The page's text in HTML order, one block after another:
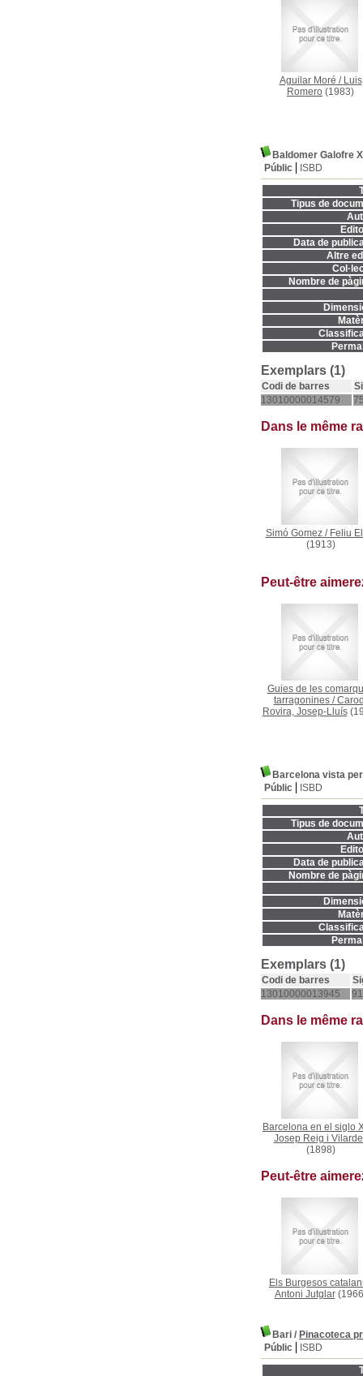
Aguilar Moré / Luis
Romero (1983)
Baldomer Galofre
Públic
ISBD
Tipus de
Data de
Altre
Nombre de
Exemplars (1)
Codi de barres
13010000014579
Dans le même
Simó Gomez/ Feliu
(1913)
Peut-être
Guies de les
tarragonines/
Rovira, Josep-Lluís
Barcelona vista
Públic
ISBD
Tipus de
Data de
Nombre de
Exemplars (1)
Codi de barres
13010000013945
Dans le même
Barcelona en el siglo
Josep Reig i
(1898)
Peut-être
Els Burgesos
Antoni Jutglar
Bari / Pinacoteca
Públic
ISBD